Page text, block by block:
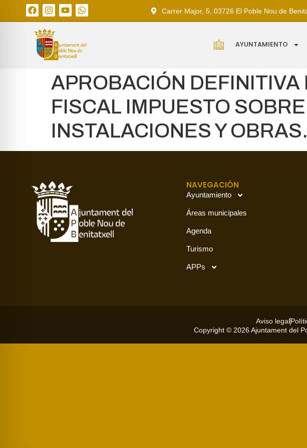
Carrer Major, 5, 03726 El Poble Nou de
AYUNTAMIENTO
APROBACIÓN
FISCAL IMPUESTO
INSTALACIONES Y OBRAS.
NAVEGACIÓN
Ayuntamiento
Áreas municipales
Agenda
Turismo
APPs
Aviso legal
Copyright © 2026 Ajuntament del